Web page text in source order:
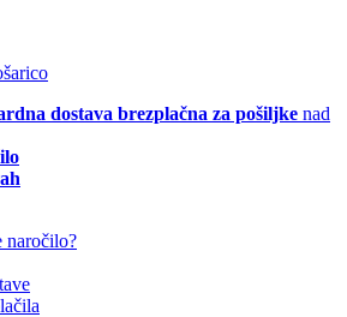
dostava brezplačna za pošiljke nad
naročilo?